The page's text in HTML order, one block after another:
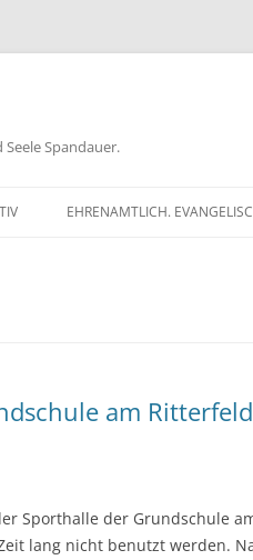
Spandauer.
ANFRAGEN
EHRENAMTLICH.
am Ritterfeld
Sporthalle der Grundschule
lang nicht benutzt werden.